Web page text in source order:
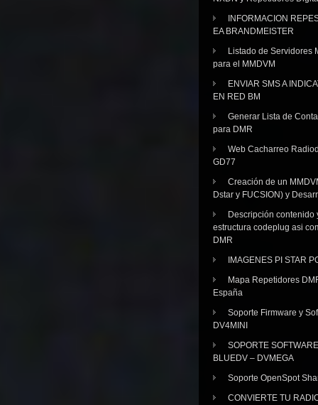
INFORMACION
EA BRANDMEISTER
Listado de Servidores
para el MMDVM
ENVIAR SMS A
EN RED BM
Generar Lista de
para DMR
Web Cacharreo
GD77
Creación de un
Dstar y FUCSION) y
Descripción contenido
estructura codeplug asi
DMR
IMAGENES PI STAR
Mapa Repetidores
España
Soporte Firmware y
DV4MINI
SOPORTE SOFTWARE
BLUEDV – DVMEGA
Soporte OpenSpot
CONVIERTE TU